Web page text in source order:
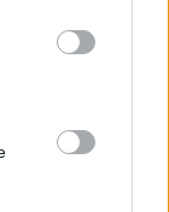
Сербию к